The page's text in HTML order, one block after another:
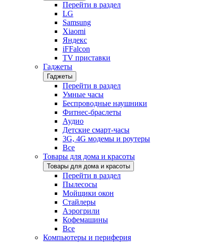
Перейти в раздел
LG
Samsung
Xiaomi
Яндекс
iFFalcon
TV приставки
Гаджеты
Гаджеты
Перейти в раздел
Умные часы
Беспроводные наушники
Фитнес-браслеты
Аудио
Детские смарт-часы
3G, 4G модемы и роутеры
Все
Товары для дома и красоты
Товары для дома и красоты
Перейти в раздел
Пылесосы
Мойщики окон
Стайлеры
Аэрогрили
Кофемашины
Все
Компьютеры и периферия